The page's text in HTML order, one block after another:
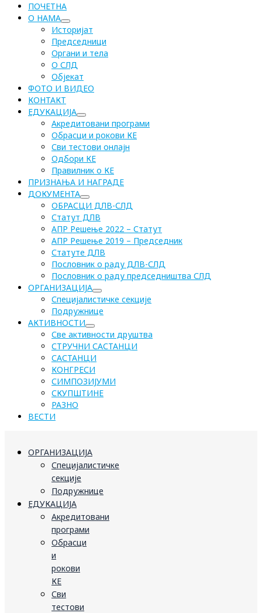
ПОЧЕТНА
О НАМА
Историјат
Председници
Органи и тела
О СЛД
Објекат
ФОТО И ВИДЕО
КОНТАКТ
ЕДУКАЦИЈА
Акредитовани програми
Обрасци и рокови КЕ
Сви тестови онлајн
Одбори КЕ
Правилник о КЕ
ПРИЗНАЊА И НАГРАДЕ
ДОКУМЕНТА
ОБРАСЦИ ДЛВ-СЛД
Статут ДЛВ
АПР Решење 2022 – Статут
АПР Решење 2019 – Председник
Статуте ДЛВ
Пословник о раду ДЛВ-СЛД
Пословник о раду председништва СЛД
ОРГАНИЗАЦИЈА
Специјалистичке секције
Подружнице
АКТИВНОСТИ
Све активности друштва
СТРУЧНИ САСТАНЦИ
САСТАНЦИ
КОНГРЕСИ
СИМПОЗИЈУМИ
СКУПШТИНЕ
РАЗНО
ВЕСТИ
ОРГАНИЗАЦИЈА
Специјалистичке
секције
Подружнице
ЕДУКАЦИЈА
Акредитовани
програми
Обрасци
и
рокови
КЕ
Сви
тестови